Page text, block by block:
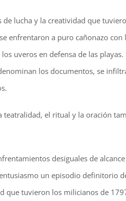
lucha y la creatividad que
enfrentaron a puro cañonazo con
uveros en defensa de las playas.
los documentos, se
teatralidad, el ritual y la oración
desiguales de
un episodio definitorio
que tuvieron los milicianos de